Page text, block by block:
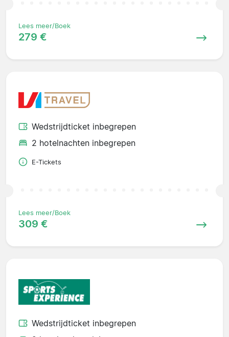
Lees meer/Boek
279 €
Wedstrijdticket inbegrepen
2 hotelnachten inbegrepen
E-Tickets
Lees meer/Boek
309 €
Wedstrijdticket inbegrepen